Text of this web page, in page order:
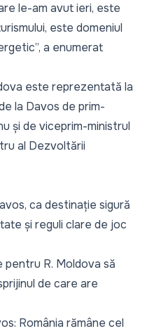
le-am avut ieri, este
este domeniul
a enumerat
este reprezentată la
la Davos de prim-
și de viceprim-ministrul
al Dezvoltării
ca destinație sigură
și reguli clare de joc
pentru R. Moldova să
de care are
România rămâne cel